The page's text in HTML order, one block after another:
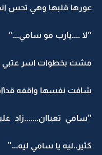
عورها قلبها وهي تحس
"لا ....يارب مو سامي..."
مشت بخطوات اسر عتبي
شافت نفسها واقفه
"سامي تعباان.......زاد
كثير..ليه يا سامي ليه..."